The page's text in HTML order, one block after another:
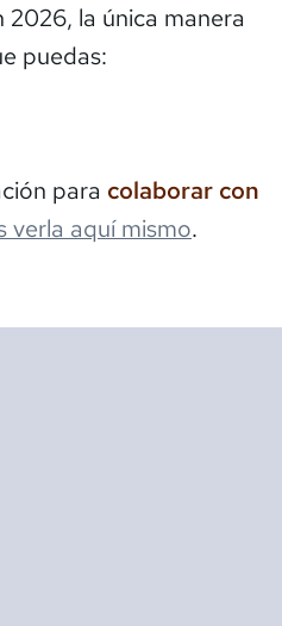
2026, la única manera
puedas:
para colaborar con
verla aquí mismo.